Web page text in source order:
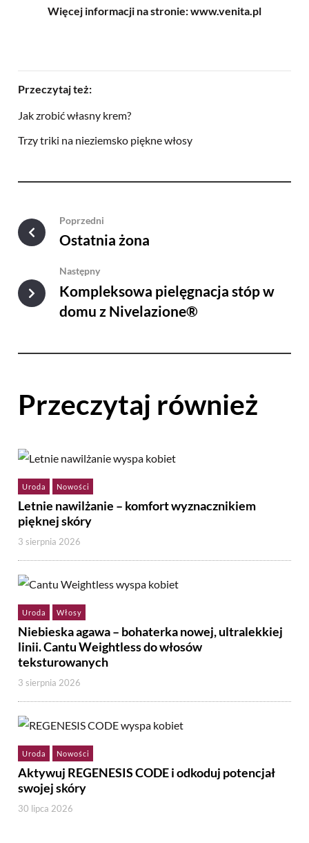
Więcej informacji na stronie: www.venita.pl
Przeczytaj też:
Jak zrobić własny krem?
Trzy triki na nieziemsko piękne włosy
Poprzedni
Ostatnia żona
Następny
Kompleksowa pielęgnacja stóp w
domu z Nivelazione®
Przeczytaj również
Uroda Nowości
Letnie nawilżanie – komfort wyznacznikiem
pięknej skóry
3 sierpnia 2026
Uroda Włosy
Niebieska agawa – bohaterka nowej, ultralekkiej
linii. Cantu Weightless do włosów
teksturowanych
3 sierpnia 2026
Uroda Nowości
Aktywuj REGENESIS CODE i odkoduj potencjał
swojej skóry
30 lipca 2026